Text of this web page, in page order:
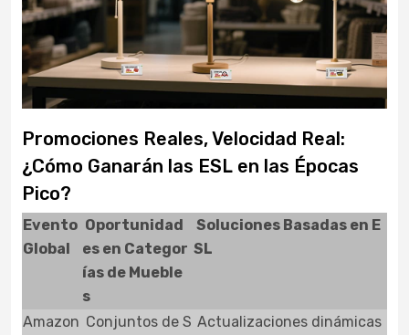
Promociones Reales, Velocidad Real:
¿Cómo Ganarán las ESL en las Épocas
Pico?
Evento
Global
Oportunidad
es en Categor
ías de Mueble
s
Soluciones Basadas en E
SL
Amazon Conjuntos de S Actualizaciones dinámicas